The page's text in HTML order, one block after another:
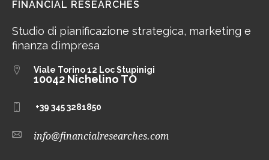
FINANCIAL RESEARCHES
Studio di pianificazione strategica, marketing e
finanza d’impresa
Viale Torino 12 Loc Stupinigi
10042 Nichelino TO
+39 345 3281850
info@financialresearches.com